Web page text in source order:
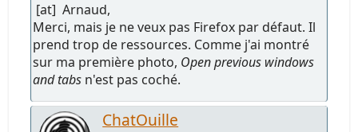
[at] Arnaud,
Merci, mais je ne veux pas Firefox par défaut. Il
prend trop de ressources. Comme j'ai montré
sur ma première photo, Open previous windows
and tabs n'est pas coché.
ChatOuille